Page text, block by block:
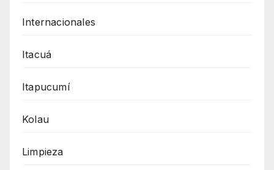
Internacionales
Itacuá
Itapucumí
Kolau
Limpieza